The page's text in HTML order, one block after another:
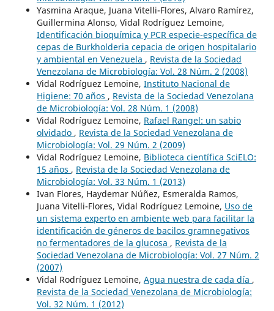
Yasmina Araque, Juana Vitelli-Flores, Alvaro Ramírez,
Guillermina Alonso, Vidal Rodríguez Lemoine,
Identificación bioquímica y PCR especie-específica de
cepas de Burkholderia cepacia de origen hospitalario
y ambiental en Venezuela , Revista de la Sociedad
Venezolana de Microbiología: Vol. 28 Núm. 2 (2008)
Vidal Rodríguez Lemoine, Instituto Nacional de
Higiene: 70 años , Revista de la Sociedad Venezolana
de Microbiología: Vol. 28 Núm. 1 (2008)
Vidal Rodríguez Lemoine, Rafael Rangel: un sabio
olvidado , Revista de la Sociedad Venezolana de
Microbiología: Vol. 29 Núm. 2 (2009)
Vidal Rodríguez Lemoine, Biblioteca científica SciELO:
15 años , Revista de la Sociedad Venezolana de
Microbiología: Vol. 33 Núm. 1 (2013)
Ivan Flores, Haydemar Núñez, Esmeralda Ramos,
Juana Vitelli-Flores, Vidal Rodríguez Lemoine, Uso de
un sistema experto en ambiente web para facilitar la
identificación de géneros de bacilos gramnegativos
no fermentadores de la glucosa , Revista de la
Sociedad Venezolana de Microbiología: Vol. 27 Núm. 2
(2007)
Vidal Rodríguez Lemoine, Agua nuestra de cada día ,
Revista de la Sociedad Venezolana de Microbiología:
Vol. 32 Núm. 1 (2012)